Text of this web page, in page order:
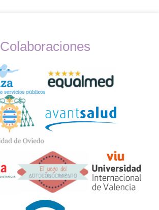
Widget
Logos
Colaboraciones